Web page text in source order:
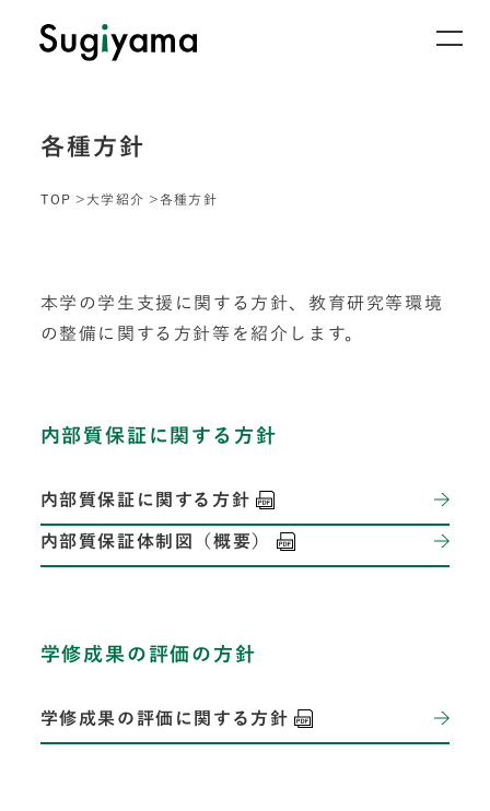
各種方針
TOP 大学紹介 各種方針
本学の学生支援に関する方針、教育研究等環境
の整備に関する方針等を紹介します。
内部質保証に関する方針
内部質保証に関する方針
内部質保証体制図（概要）
学修成果の評価の方針
学修成果の評価に関する方針